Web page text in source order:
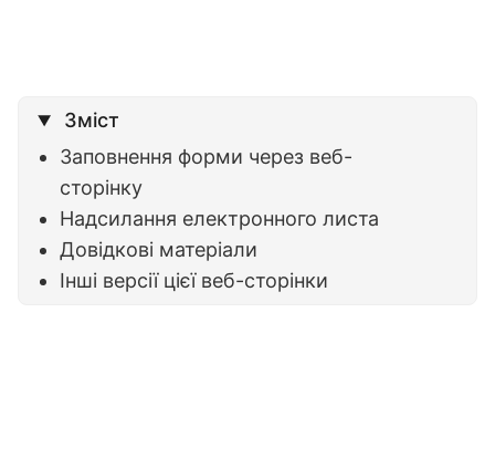
Зміст
Заповнення форми через веб-
сторінку
Надсилання електронного листа
Довідкові матеріали
Інші версії цієї веб-сторінки